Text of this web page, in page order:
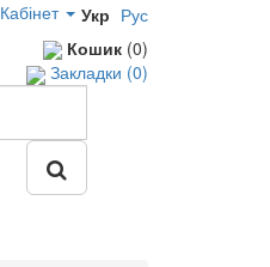
Укр Рус
Кабінет
Кошик (0)
Закладки (0)